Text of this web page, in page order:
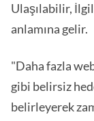
Ulaşılabilir,
anlamına gelir.
"Daha fazla
gibi belirsiz
belirleyerek